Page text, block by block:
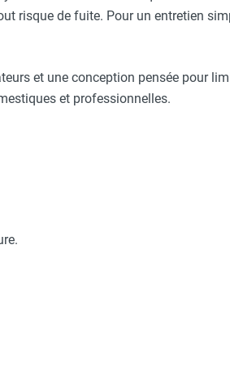
risque de fuite. Pour un entretien
et une conception pensée pour
et professionnelles.